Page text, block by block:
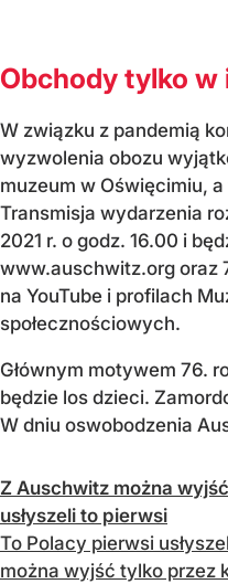
Obchody tylko w
W związku z pandemią
wyzwolenia obozu
muzeum w Oświęcimiu,
Transmisja wydarzenia
2021 r. o godz. 16.00 i
www.auschwitz.org oraz
na YouTube i profilach
społecznościowych.
Głównym motywem 76.
będzie los dzieci.
W dniu oswobodzenia
Z Auschwitz można
usłyszeli to pierwsi
To Polacy pierwsi
można wyjść tylko przez